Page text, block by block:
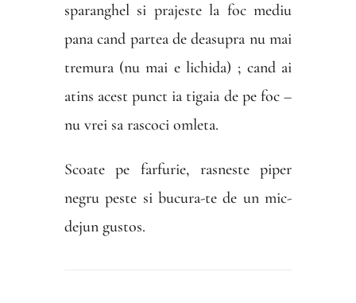
sparanghel si prajeste la foc mediu
pana cand partea de deasupra nu mai
tremura (nu mai e lichida) ; cand ai
atins acest punct ia tigaia de pe foc –
nu vrei sa rascoci omleta.
Scoate pe farfurie, rasneste piper
negru peste si bucura-te de un mic-
dejun gustos.